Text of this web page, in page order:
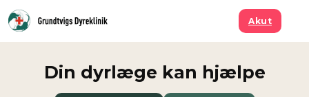
Spring til hovedindhold
Spring til sidefod
Akut
Din dyrlæge kan hjælpe